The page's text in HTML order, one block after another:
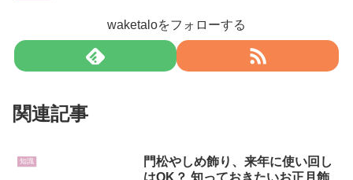
waketaloをフォローする
関連記事
知識
門松やしめ飾り、来年に使い回し